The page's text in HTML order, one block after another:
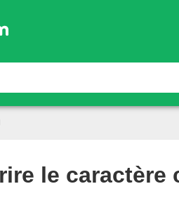
le caractère